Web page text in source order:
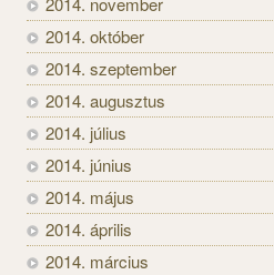
2014. október
2014. szeptember
2014. augusztus
2014. július
2014. június
2014. május
2014. április
2014. március